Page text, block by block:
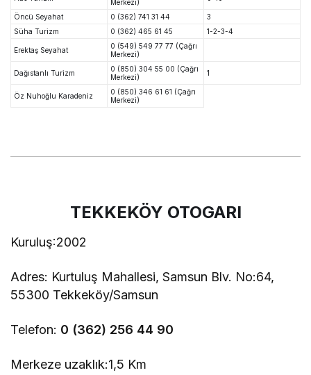
Merkezi)
Öncü Seyahat 0 (362) 741 31 44
3
Süha Turizm
0 (362) 465 61 45 1-2-3-4
Erektaş Seyahat
0 (549) 549 77 77 (Çağrı
Merkezi)
Dağıstanlı Turizm
0 (850) 304 55 00 (Çağrı
Merkezi)
1
Öz Nuhoğlu Karadeniz
0 (850) 346 61 61 (Çağrı
Merkezi)
TEKKEKÖY OTOGARI
Kuruluş:2002
Adres: Kurtuluş Mahallesi, Samsun Blv. No:64,
55300 Tekkeköy/Samsun
Telefon: 0 (362) 256 44 90
Merkeze uzaklık:1,5 Km